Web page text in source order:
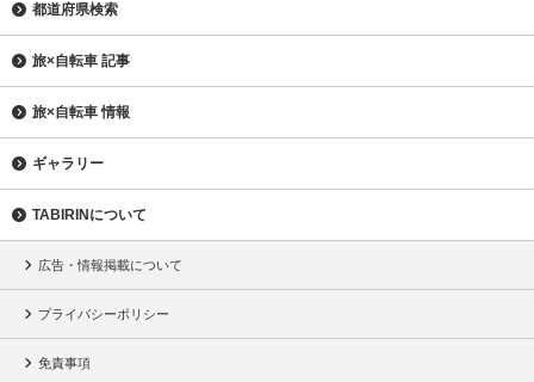
都道府県検索
旅×自転車 記事
旅×自転車 情報
ギャラリー
TABIRINについて
広告・情報掲載について
プライバシーポリシー
免責事項